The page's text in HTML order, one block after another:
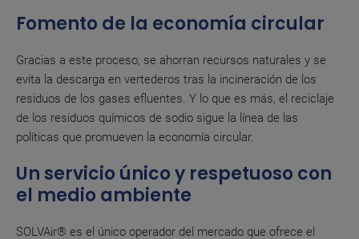
Fomento de la economía circular
Gracias a este proceso, se ahorran recursos naturales y se
evita la descarga en vertederos tras la incineración de los
residuos de los gases efluentes. Y lo que es más, el reciclaje
de los residuos químicos de sodio sigue la línea de las
políticas que promueven la economía circular.
Un servicio único y respetuoso con
el medio ambiente
SOLVAir® es el único operador del mercado que ofrece el